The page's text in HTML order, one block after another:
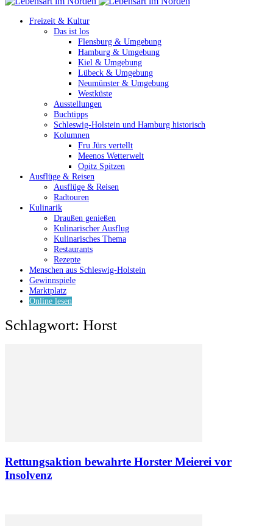
Freizeit & Kultur
Das ist los
Flensburg & Umgebung
Hamburg & Umgebung
Kiel & Umgebung
Lübeck & Umgebung
Neumünster & Umgebung
Westküste
Ausstellungen
Buchtipps
Schleswig-Holstein und Hamburg historisch
Kolumnen
Fru Jürs vertellt
Meenos Wetterwelt
Opitz Spitzen
Ausflüge & Reisen
Ausflüge & Reisen
Radtouren
Kulinarik
Draußen genießen
Kulinarischer Ausflug
Kulinarisches Thema
Restaurants
Rezepte
Menschen aus Schleswig-Holstein
Gewinnspiele
Marktplatz
Online lesen
Schlagwort: Horst
Rettungsaktion bewahrte Horster Meierei vor
Insolvenz